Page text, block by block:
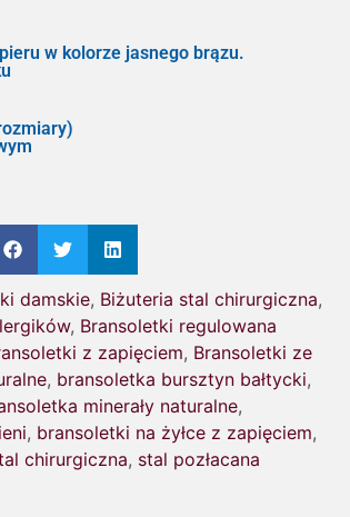
w kolorze jasnego brązu.
damskie, Biżuteria stal chirurgiczna,
, Bransoletki regulowana
z zapięciem, Bransoletki ze
, bransoletka bursztyn bałtycki,
minerały naturalne,
, bransoletki na żyłce z zapięciem,
chirurgiczna, stal pozłacana